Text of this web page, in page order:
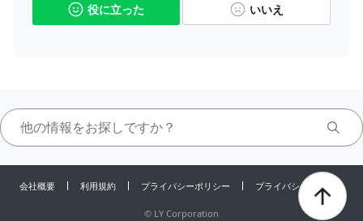
役に立った いいえ
会社概要 利用規約 プライバシーポリシー プライバシーセンター
© LY Corporation